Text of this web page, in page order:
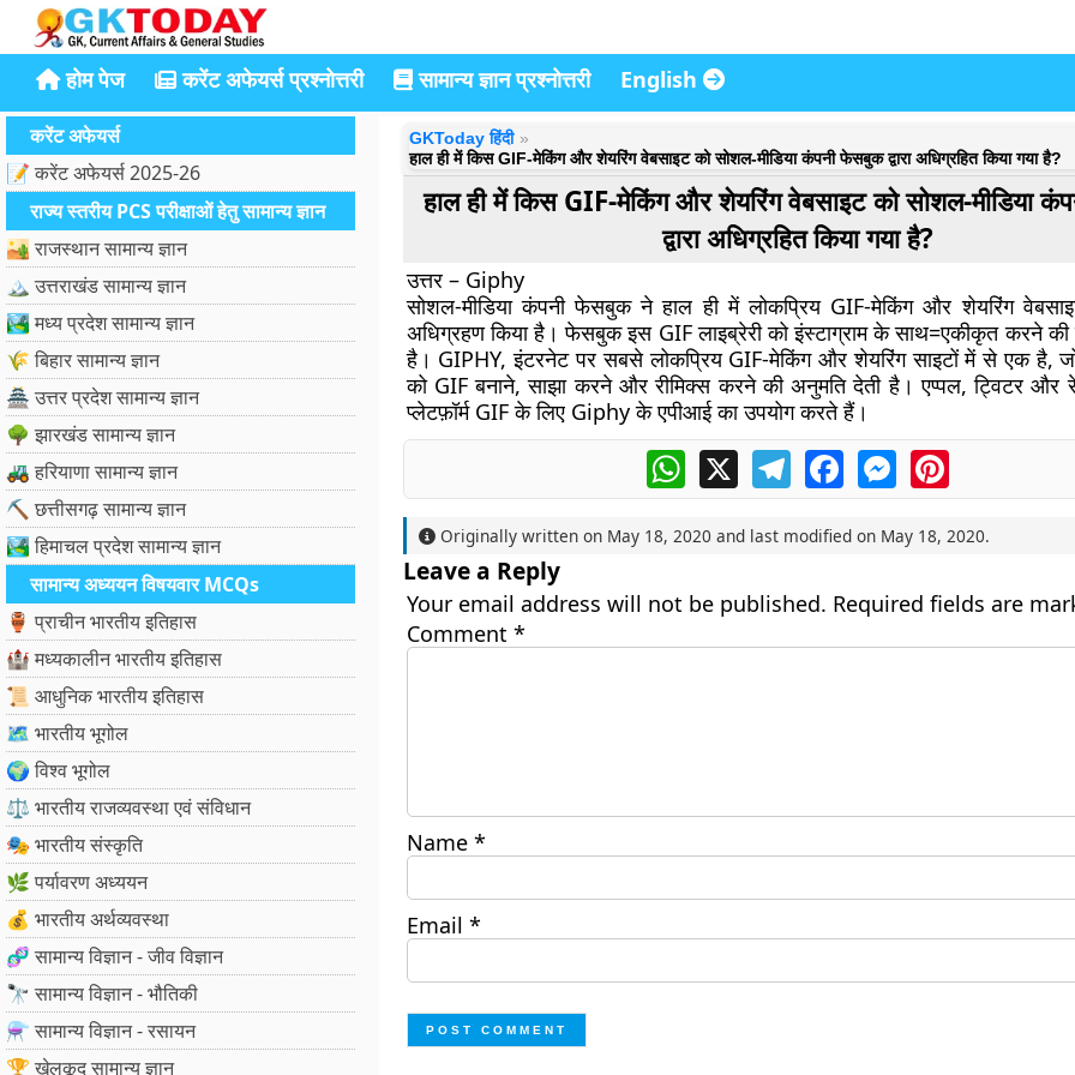
होम पेज करेंट अफेयर्स प्रश्नोत्तरी सामान्य ज्ञान प्रश्नोत्तरी English
करेंट अफेयर्स
📝 करेंट अफेयर्स 2025-26
राज्य स्तरीय PCS परीक्षाओं हेतु सामान्य ज्ञान
🏜️ राजस्थान सामान्य ज्ञान
🏔️ उत्तराखंड सामान्य ज्ञान
🏞️ मध्य प्रदेश सामान्य ज्ञान
🌾 बिहार सामान्य ज्ञान
🏯 उत्तर प्रदेश सामान्य ज्ञान
🌳 झारखंड सामान्य ज्ञान
🚜 हरियाणा सामान्य ज्ञान
⛏️ छत्तीसगढ़ सामान्य ज्ञान
🏞️ हिमाचल प्रदेश सामान्य ज्ञान
सामान्य अध्ययन विषयवार MCQs
🏺 प्राचीन भारतीय इतिहास
🏰 मध्यकालीन भारतीय इतिहास
📜 आधुनिक भारतीय इतिहास
🗺️ भारतीय भूगोल
🌍 विश्व भूगोल
⚖️ भारतीय राजव्यवस्था एवं संविधान
🎭 भारतीय संस्कृति
🌿 पर्यावरण अध्ययन
💰 भारतीय अर्थव्यवस्था
🧬 सामान्य विज्ञान - जीव विज्ञान
🔭 सामान्य विज्ञान - भौतिकी
⚗️ सामान्य विज्ञान - रसायन
🏆 खेलकूद सामान्य ज्ञान
GKToday हिंदी
हाल ही में किस GIF-मेकिंग और शेयरिंग वेबसाइट को सोशल-मीडिया कंपनी फेसबुक द्वारा अधिग्रहित किया गया है?
हाल ही में किस GIF-मेकिंग और शेयरिंग वेबसाइट को सोशल-मीडिया
द्वारा अधिग्रहित किया गया है?
उत्तर – Giphy
सोशल-मीडिया कंपनी फेसबुक ने हाल ही में लोकप्रिय GIF-मेकिंग और शेयरिंग
अधिग्रहण किया है। फेसबुक इस GIF लाइब्रेरी को इंस्टाग्राम के साथ=एकीकृत करने की
है। GIPHY, इंटरनेट पर सबसे लोकप्रिय GIF-मेकिंग और शेयरिंग साइटों में से एक है,
को GIF बनाने, साझा करने और रीमिक्स करने की अनुमति देती है। एप्पल, ट्विटर और
प्लेटफ़ॉर्म GIF के लिए Giphy के एपीआई का उपयोग करते हैं।
WhatsApp
X TelegramFacebookMessengerPinterest
Originally written on May 18, 2020 and last modified on May 18, 2020.
Leave a Reply
Your email address will not be published. Required fields are
Comment *
Name *
Email *